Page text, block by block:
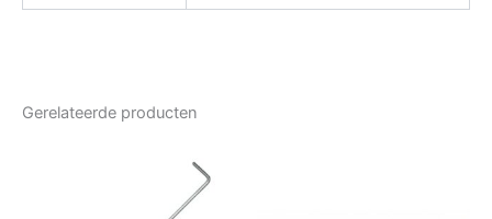
Gerelateerde producten